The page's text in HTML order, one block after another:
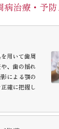
病治療・予
用いて歯周
、歯の揺れ
による顎の
確に把握し